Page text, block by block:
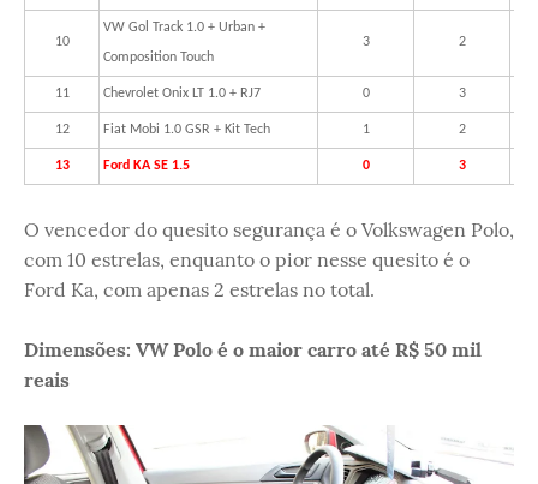
10
VW Gol Track 1.0 + Urban +
Composition Touch
3 2
11 Chevrolet Onix LT 1.0 + RJ7 0 3
12 Fiat Mobi 1.0 GSR + Kit Tech 1 2
13 Ford KA SE 1.5 0 3
O vencedor do quesito segurança é o Volkswagen Polo,
com 10 estrelas, enquanto o pior nesse quesito é o
Ford Ka, com apenas 2 estrelas no total.
Dimensões: VW Polo é o maior carro até R$ 50 mil
reais